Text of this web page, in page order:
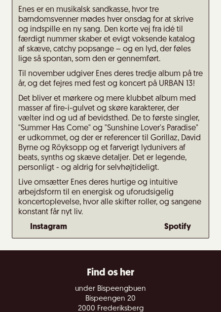
Enes er en musikalsk sandkasse, hvor tre
barndomsvenner mødes hver onsdag for at skrive
og indspille en ny sang. Den korte vej fra idé til
færdigt nummer skaber et evigt voksende katalog
af skæve, catchy popsange – og en lyd, der føles
lige så spontan, som den er gennemført.
Til november udgiver Enes deres tredje album på tre
år, og det fejres med fest og koncert på URBAN 13!
Det bliver et mørkere og mere klubbet album med
masser af fire-i-gulvet og skøre karakterer, der
vælter ind og ud af bevidsthed. De to første singler,
"Summer Has Come" og "Sunshine Lover's Paradise"
er udkommet, og der er referencer til Gorillaz, David
Byrne og Röyksopp og et farverigt lydunivers af
beats, synths og skæve detaljer. Det er legende,
personligt - og aldrig for selvhøjtideligt.
Live omsætter Enes deres hurtige og intuitive
arbejdsform til en energisk og uforudsigelig
koncertoplevelse, hvor alle skifter roller, og sangene
konstant får nyt liv.
Instagram
Spotify
Find os her
under Bispeengbuen
Bispeengen 20
2000 Frederiksberg